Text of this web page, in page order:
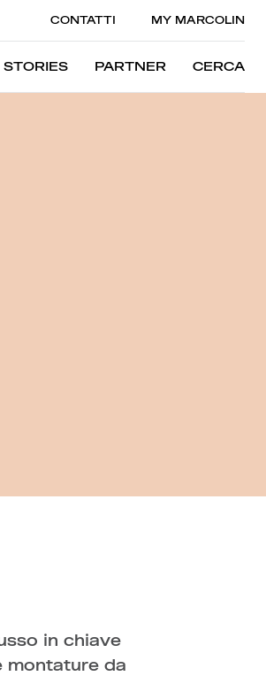
CONTATTI MY MARCOLIN
STORIES
PARTNER
CERCA
in chiave
montature da